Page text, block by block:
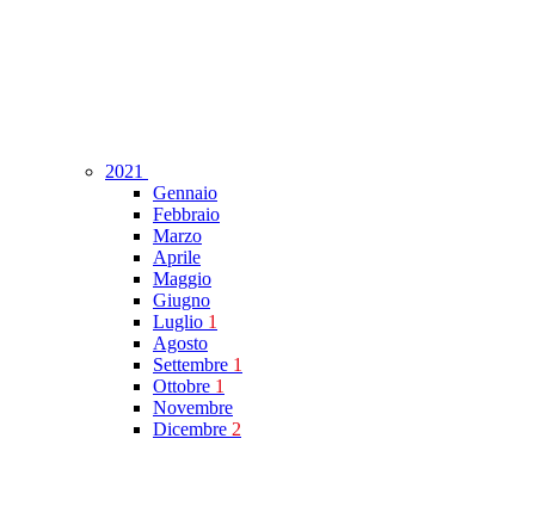
2021
Gennaio
Febbraio
Marzo
Aprile
Maggio
Giugno
Luglio 1
Agosto
Settembre 1
Ottobre 1
Novembre
Dicembre 2